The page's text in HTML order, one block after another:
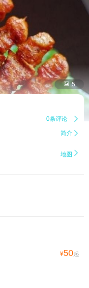
 5
0条评论 
简介 
地图 
¥50起